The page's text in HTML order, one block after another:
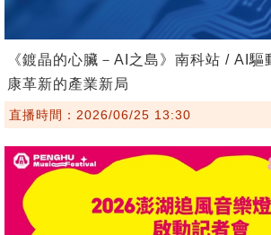
《鍍晶的心臟－AI之島》南科站 / AI驅
康革新的產業新局
直播時間：2026/06/25 13:30